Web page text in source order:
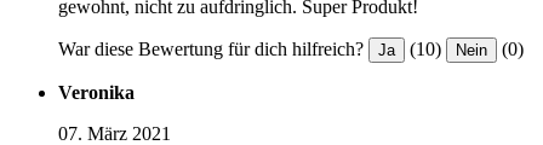
gewohnt, nicht zu aufdringlich. Super Produkt!
War diese Bewertung für dich hilfreich? Ja (10) Nein (0)
Veronika
07. März 2021